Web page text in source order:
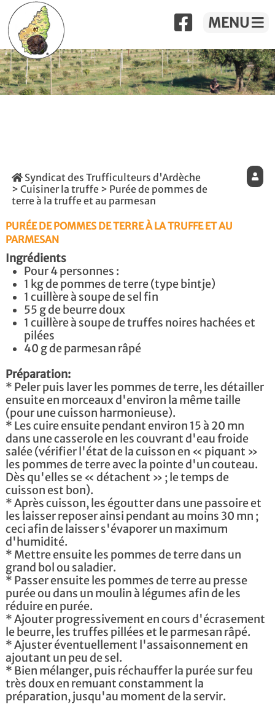
MENU
Syndicat des Trufficulteurs d'Ardèche
> Cuisiner la truffe> Purée de pommes de
terre à la truffe et au parmesan
PURÉE DE POMMES DE TERRE À LA TRUFFE ET AU
PARMESAN
Ingrédients
Pour 4 personnes :
1 kg de pommes de terre (type bintje)
1 cuillère à soupe de sel fin
55 g de beurre doux
1 cuillère à soupe de truffes noires hachées et
pilées
40 g de parmesan râpé
Préparation:
* Peler puis laver les pommes de terre, les détailler
ensuite en morceaux d'environ la même taille
(pour une cuisson harmonieuse).
* Les cuire ensuite pendant environ 15 à 20 mn
dans une casserole en les couvrant d'eau froide
salée (vérifier l'état de la cuisson en « piquant »
les pommes de terre avec la pointe d'un couteau.
Dès qu'elles se « détachent » ; le temps de
cuisson est bon).
* Après cuisson, les égoutter dans une passoire et
les laisser reposer ainsi pendant au moins 30 mn ;
ceci afin de laisser s'évaporer un maximum
d'humidité.
* Mettre ensuite les pommes de terre dans un
grand bol ou saladier.
* Passer ensuite les pommes de terre au presse
purée ou dans un moulin à légumes afin de les
réduire en purée.
* Ajouter progressivement en cours d'écrasement
le beurre, les truffes pillées et le parmesan râpé.
* Ajuster éventuellement l'assaisonnement en
ajoutant un peu de sel.
* Bien mélanger, puis réchauffer la purée sur feu
très doux en remuant constamment la
préparation, jusqu'au moment de la servir.